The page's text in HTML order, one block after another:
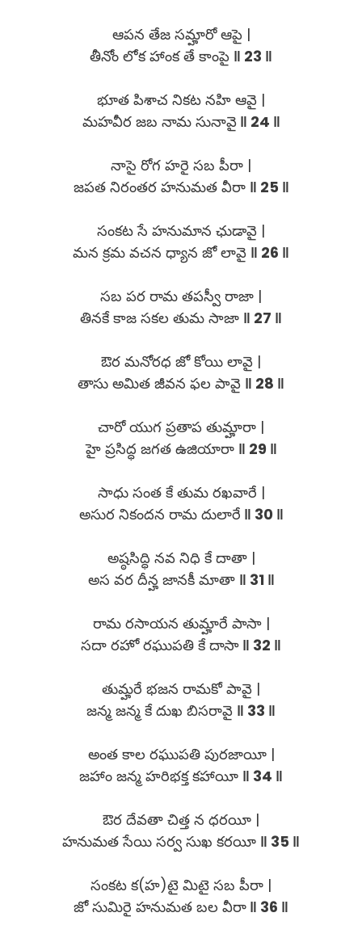
ఆపన తేజ సమ్హారో ఆపై |
తీనోం లోక హాంక తే కాంపై ‖ 23 ‖
భూత పిశాచ నికట నహి ఆవై |
మహవీర జబ నామ సునావై‖ 24 ‖
నాసై రోగ హరై సబ పీరా |
జపత నిరంతర హనుమత వీరా ‖ 25 ‖
సంకట సే హనుమాన ఛుడావై |
మన క్రమ వచన ధ్యాన జో లావై ‖ 26 ‖
సబ పర రామ తపస్వీ రాజా |
తినకే కాజ సకల తుమ సాజా ‖ 27 ‖
ఔర మనోరధ జో కోయి లావై |
తాసు అమిత జీవన ఫల పావై ‖ 28 ‖
చారో యుగ ప్రతాప తుమ్హారా |
హై ప్రసిద్ధ జగత ఉజియారా ‖ 29 ‖
సాధు సంత కే తుమ రఖవారే |
అసుర నికందన రామ దులారే ‖ 30 ‖
అష్ఠసిద్ధి నవ నిధి కే దాతా |
అస వర దీన్హ జానకీ మాతా ‖ 31 ‖
రామ రసాయన తుమ్హారే పాసా |
సదా రహో రఘుపతి కే దాసా ‖ 32 ‖
తుమ్హరే భజన రామకో పావై |
జన్మ జన్మ కే దుఖ బిసరావై ‖ 33 ‖
అంత కాల రఘుపతి పురజాయీ |
జహాం జన్మ హరిభక్త కహాయీ ‖ 34 ‖
ఔర దేవతా చిత్త న ధరయీ |
హనుమత సేయి సర్వ సుఖ కరయీ ‖ 35 ‖
సంకట క(హ)టై మిటై సబ పీరా |
జో సుమిరై హనుమత బల వీరా ‖ 36 ‖